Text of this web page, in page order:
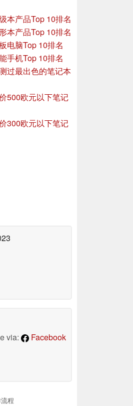
本产品Top 10排名
本产品Top 10排名
电脑Top 10排名
手机Top 10排名
过最出色的笔记本
500欧元以下笔记
300欧元以下笔记
via:
Facebook
程